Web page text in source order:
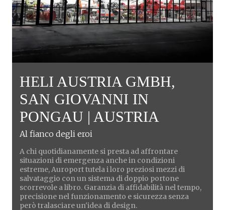
HELI AUSTRIA GMBH,
SAN GIOVANNI IN
PONGAU | AUSTRIA
Al fianco degli eroi
A chi quotidianamente si presta ad affrontare
situazioni di emergenza anche in condizioni
estreme, Auroport tutela i loro preziosi mezzi di
salvataggio con un sistema di doppio portone
scorrevole a libro. Garanzia di affidabilità nel tempo,
precisione nel funzionamento e sicurezza senza
però tralasciare un'idea di design.